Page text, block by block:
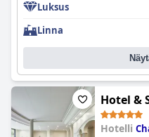
Luksus
Linna
Hotel &
Hotelli